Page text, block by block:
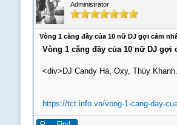
Administrator
Vòng 1 căng đầy của 10 nữ DJ gợi cảm
Vòng 1 căng đầy của 10 nữ DJ gợi
<div>DJ Candy Hà, Oxy, Thúy
https://tct.info.vn/vong-1-cang-day-